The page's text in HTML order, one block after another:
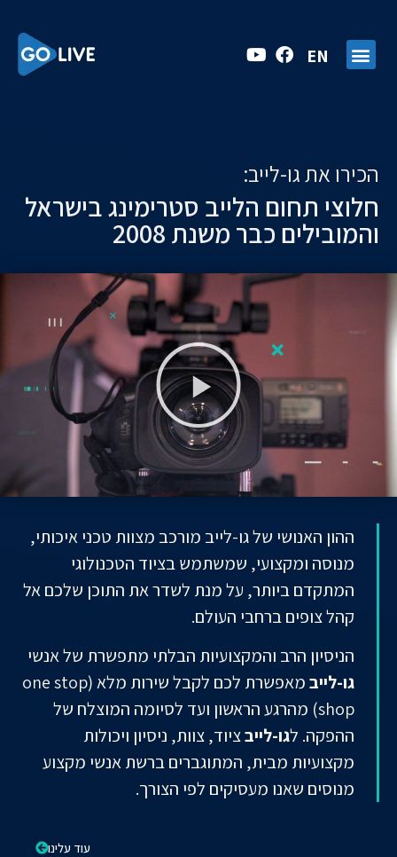
EN
הכירו את גו-לייב:
חלוצי תחום הלייב סטרימינג בישראל
והמובילים כבר משנת 2008
ההון האנושי של גו-לייב מורכב מצוות טכני איכותי,
מנוסה ומקצועי, שמשתמש בציוד הטכנולוגי
המתקדם ביותר, על מנת לשדר את התוכן שלכם אל
קהל צופים ברחבי העולם.
הניסיון הרב והמקצועיות הבלתי מתפשרת של אנשי
גו-לייב
מאפשרת לכם לקבל שירות מלא (one stop
shop) מהרגע הראשון ועד לסיומה המוצלח של
ההפקה. לגו-לייבציוד, צוות, ניסיון ויכולות
מקצועיות מבית, המתוגברים ברשת אנשי מקצוע
מנוסים שאנו מעסיקים לפי הצורך.
עוד עלינו